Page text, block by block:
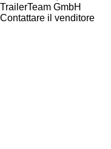
TrailerTeam GmbH
Contattare il venditore